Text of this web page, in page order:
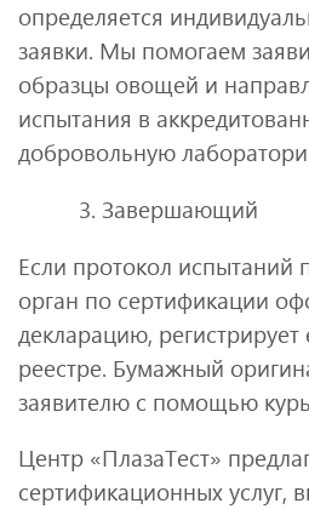
определяется
заявки. Мы помогаем
образцы овощей и
испытания в
добровольную
3. Завершающий
Если протокол испытаний
орган по сертификации
декларацию,
реестре. Бумажный
заявителю с помощью
Центр «ПлазаТест»
сертификационных услуг,